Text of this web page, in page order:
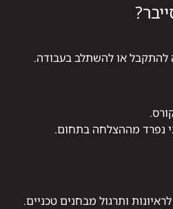
להתקבל או להשתלב בעבודה.
נפרד מההצלחה בתחום.
ותרגול מבחנים טכניים.